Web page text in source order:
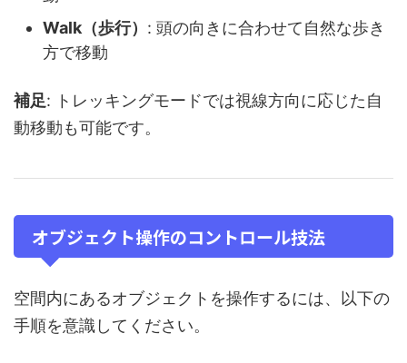
Walk（歩行） : 頭の向きに合わせて自然な歩き
方で移動
補足: トレッキングモードでは視線方向に応じた自
動移動も可能です。
オブジェクト操作のコントロール技法
空間内にあるオブジェクトを操作するには、以下の
手順を意識してください。